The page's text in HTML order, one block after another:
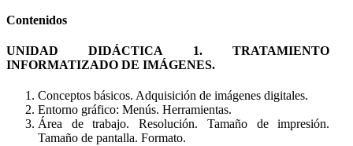
Contenidos
UNIDAD DIDÁCTICA 1. TRATAMIENTO
INFORMATIZADO DE IMÁGENES.
Conceptos básicos. Adquisición de imágenes digitales.
Entorno gráfico: Menús. Herramientas.
Área de trabajo. Resolución. Tamaño de impresión.
Tamaño de pantalla. Formato.